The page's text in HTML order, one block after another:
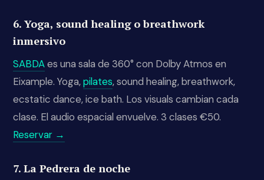
6. Yoga, sound healing o breathwork
inmersivo
SABDAes una sala de 360° con Dolby Atmos en
Eixample. Yoga,pilates, sound healing, breathwork,
ecstatic dance, ice bath. Los visuals cambian cada
clase. El audio espacial envuelve. 3 clases €50.
Reservar →
7. La Pedrera de noche